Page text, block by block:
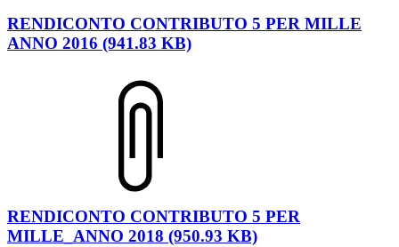
RENDICONTO CONTRIBUTO 5 PER MILLE
ANNO 2016 (941.83 KB)
RENDICONTO CONTRIBUTO 5 PER
MILLE_ANNO 2018 (950.93 KB)